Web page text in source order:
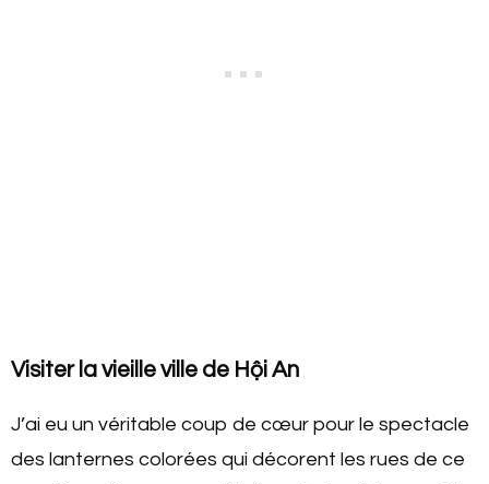
Visiter la vieille ville de Hội An
J’ai eu un véritable coup de cœur pour le spectacle
des lanternes colorées qui décorent les rues de ce